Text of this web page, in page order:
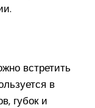
встретить
в
губок и